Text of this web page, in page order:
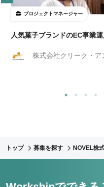
プロジェクトマネージャー
人気菓子ブランドのEC事業
株式会社クリーク・ア
トップ 募集を探す NOVEL株